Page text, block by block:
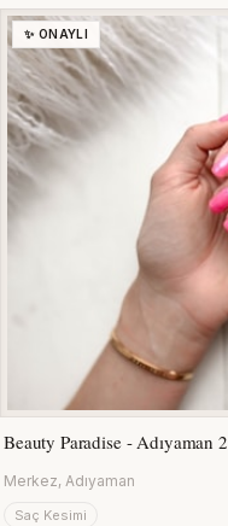
✨ ONAYLI
Beauty Paradise - Adıyaman 2
Merkez, Adıyaman
Saç Kesimi